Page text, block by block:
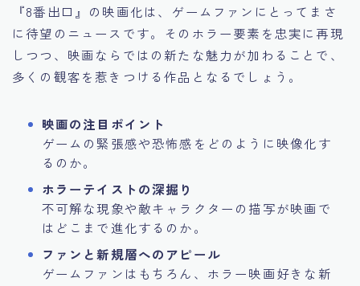
『8番出口』の映画化は、ゲームファンにとってまさ
に待望のニュースです。そのホラー要素を忠実に再現
しつつ、映画ならではの新たな魅力が加わることで、
多くの観客を惹きつける作品となるでしょう。
映画の注目ポイント
ゲームの緊張感や恐怖感をどのように映像化す
るのか。
ホラーテイストの深掘り
不可解な現象や敵キャラクターの描写が映画で
はどこまで進化するのか。
ファンと新規層へのアピール
ゲームファンはもちろん、ホラー映画好きな新